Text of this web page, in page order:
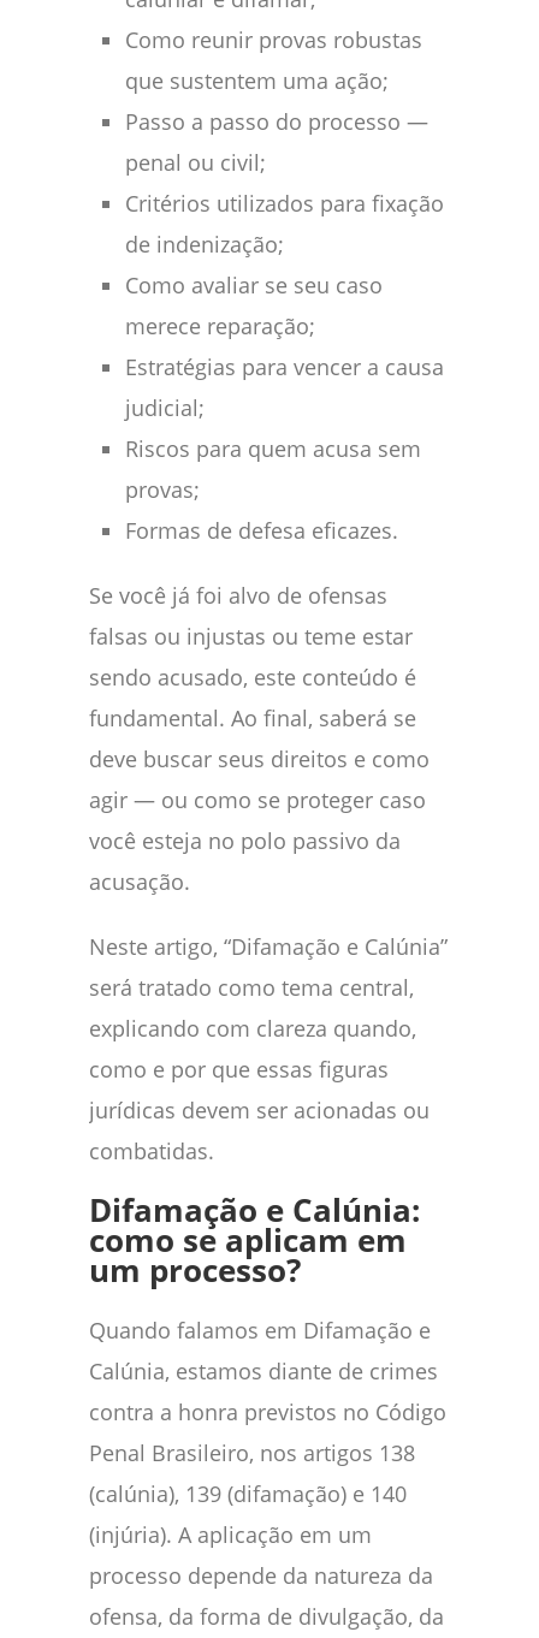
Como reunir provas robustas
que sustentem uma ação;
Passo a passo do processo —
penal ou civil;
Critérios utilizados para fixação
de indenização;
Como avaliar se seu caso
merece reparação;
Estratégias para vencer a causa
judicial;
Riscos para quem acusa sem
provas;
Formas de defesa eficazes.
Se você já foi alvo de ofensas
falsas ou injustas ou teme estar
sendo acusado, este conteúdo é
fundamental. Ao final, saberá se
deve buscar seus direitos e como
agir — ou como se proteger caso
você esteja no polo passivo da
acusação.
Neste artigo, “Difamação e Calúnia”
será tratado como tema central,
explicando com clareza quando,
como e por que essas figuras
jurídicas devem ser acionadas ou
combatidas.
Difamação e Calúnia:
como se aplicam em
um processo?
Quando falamos em Difamação e
Calúnia, estamos diante de crimes
contra a honra previstos no Código
Penal Brasileiro, nos artigos 138
(calúnia), 139 (difamação) e 140
(injúria). A aplicação em um
processo depende da natureza da
ofensa, da forma de divulgação, da